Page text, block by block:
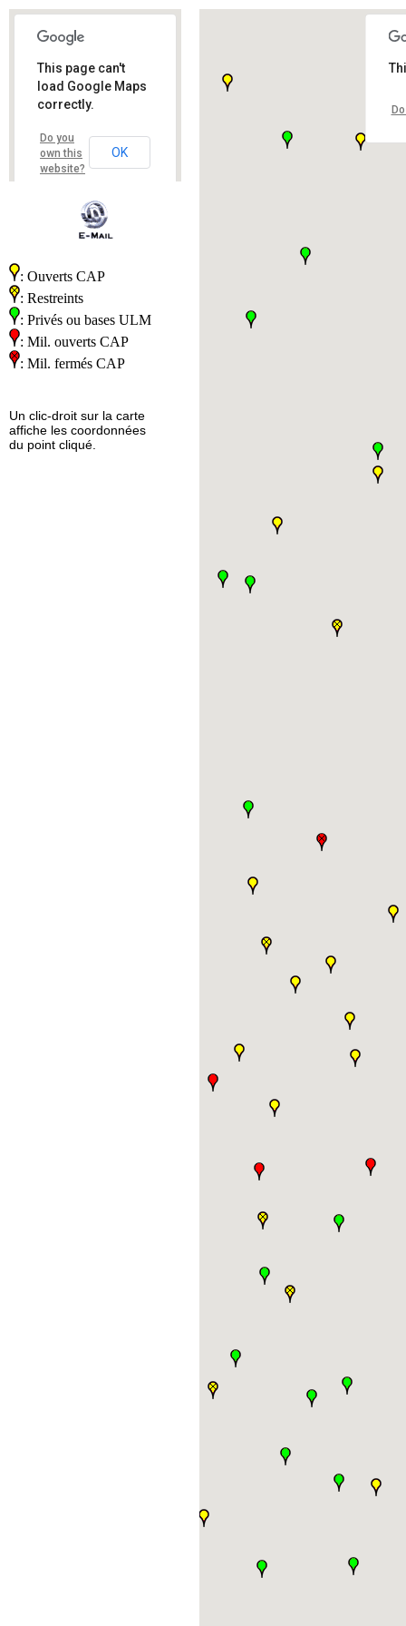
This page can't
load Google Maps
correctly.
Do you
own this
website?
OK
: Ouverts CAP
: Restreints
: Privés ou bases ULM
: Mil. ouverts CAP
: Mil. fermés CAP
Un clic-droit sur la carte
affiche les coordonnées
du point cliqué.